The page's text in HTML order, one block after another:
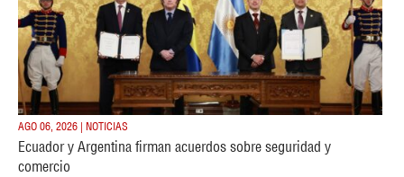
AGO 06, 2026 | NOTICIAS
Ecuador y Argentina firman acuerdos sobre seguridad y
comercio